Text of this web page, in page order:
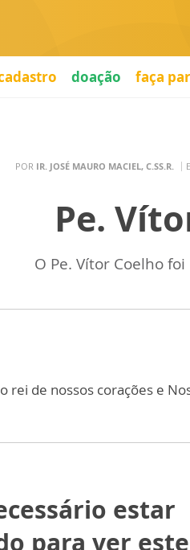
doação faça
POR IR. JOSÉ MAURO MACIEL, C.SS.R.
Pe.
O Pe. Vítor Coelho
rei de nossos corações e
estar
para ver este